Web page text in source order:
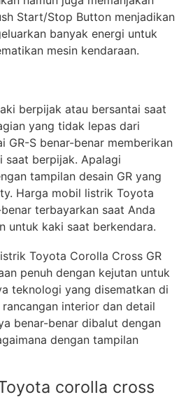
Start/Stop Button menjadikan
banyak energi untuk
mesin kendaraan.
berpijak atau bersantai saat
yang tidak lepas dari
GR-S benar-benar memberikan
saat berpijak. Apalagi
tampilan desain GR yang
Harga mobil listrik Toyota
terbayarkan saat Anda
untuk kaki saat berkendara.
Toyota Corolla Cross GR
penuh dengan kejutan untuk
teknologi yang disematkan di
interior dan detail
benar-benar dibalut dengan
dengan tampilan
corolla cross